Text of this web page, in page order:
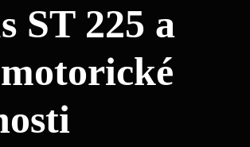
ST 225 a